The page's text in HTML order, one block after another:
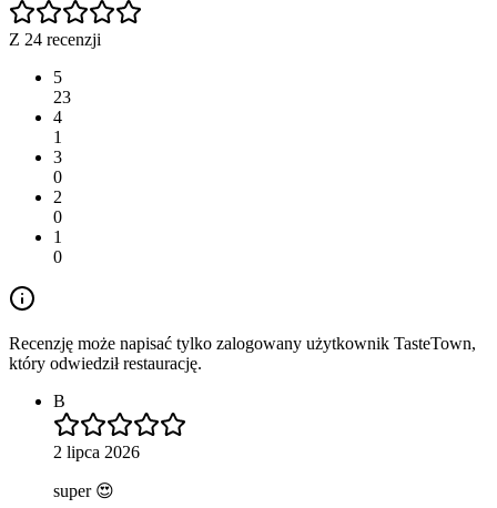
Z 24 recenzji
5
23
4
1
3
0
2
0
1
0
Recenzję może napisać tylko zalogowany użytkownik TasteTown,
który odwiedził restaurację.
B
2 lipca 2026
super 😍